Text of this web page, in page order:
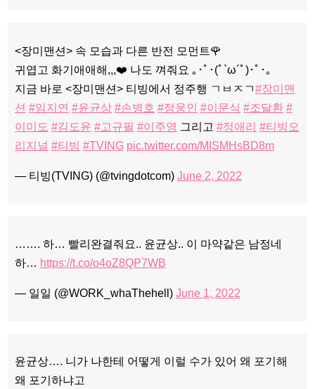
<장미맨션> 속 모습과 다른 반전 모먼트🌹
귀엽고 화기애애해,,,❤️ 나도 껴줘요 ｡･ﾟ･(ﾟ`ω´ﾟ)･ﾟ･｡
지금 바로 <장미맨션> 티빙에서 정주행 ㄱㅂㅈㄱ#장미맨
션 #임지연 #윤균상 #손병호 #정웅인 #이문식 #조달환 #
이미도 #김도윤 #고규필 #이주영 그리고 #정애리 #티빙오
리지널 #티빙 #TVING pic.twitter.com/MISMHsBD8m
— 티빙(TVING) (@tvingdotcom) June 2, 2022
……. 하… 빨리완결줘요.. 윤균상.. 이 마약같은 남정네
하… https://t.co/o4oZ8QP7WB
— 일일 (@WORK_whaThehell) June 1, 2022
윤균상…. 니가 나한테 어떻게 이럴 수가 있어 왜 포기해
왜 포기하냐고